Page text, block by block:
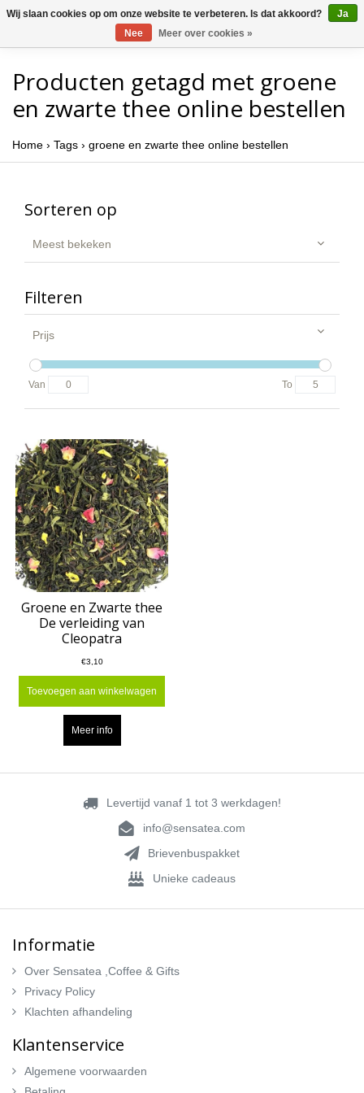
Producten getagd met groene
en zwarte thee online bestellen
Home › Tags › groene en zwarte thee online bestellen
Sorteren op
Meest bekeken
Filteren
Prijs
Van To
Groene en Zwarte thee
De verleiding van
Cleopatra
€3,10
Toevoegen aan winkelwagen
Meer info
Levertijd vanaf 1 tot 3 werkdagen!
info@sensatea.com
Brievenbuspakket
Unieke cadeaus
Informatie
Over Sensatea ,Coffee & Gifts
Privacy Policy
Klachten afhandeling
Klantenservice
Algemene voorwaarden
Wij slaan cookies op om onze website te verbeteren. Is dat akkoord?
Ja
Nee
Meer over cookies »